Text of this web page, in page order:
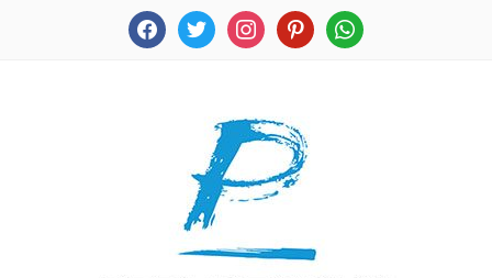
facebooktwitter instagrampinterestwhatsapp